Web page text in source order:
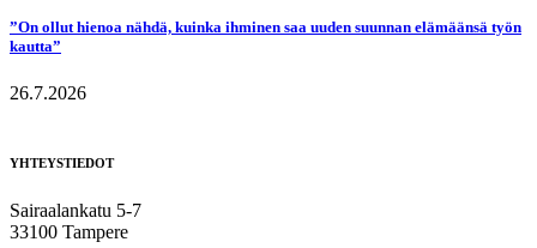
”On ollut hienoa nähdä, kuinka ihminen saa uuden suunnan elämäänsä työn
kautta”
26.7.2026
YHTEYSTIEDOT
Sairaalankatu 5-7
33100 Tampere